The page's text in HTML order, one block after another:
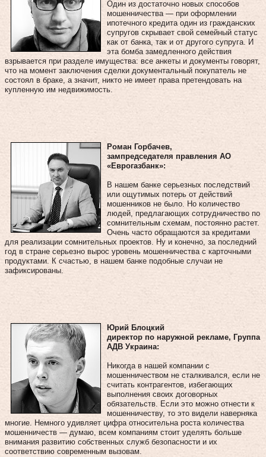
Один из достаточно новых способов
мошенничества — при оформлении
ипотечного кредита один из гражданских
супругов скрывает свой семейный статус
как от банка, так и от другого супруга. И
эта бомба замедленного действия
взрывается при разделе имущества: все анкеты и документы говорят,
что на момент заключения сделки документальный покупатель не
состоял в браке, а значит, никто не имеет права претендовать на
купленную им недвижимость.
Роман Горбачев,
зампредседателя правления АО
«Еврогазбанк»:
В нашем банке серьезных последствий
или ощутимых потерь от действий
мошенников не было. Но количество
людей, предлагающих сотрудничество по
сомнительным схемам, постоянно растет.
Очень часто обращаются за кредитами
для реализации сомнительных проектов. Ну и конечно, за последний
год в стране серьезно вырос уровень мошенничества с карточными
продуктами. К счастью, в нашем банке подобные случаи не
зафиксированы.
Юрий Блоцкий
директор по наружной рекламе, Группа
АДВ Украина:
Никогда в нашей компании с
мошенничеством не сталкивался, если не
считать контрагентов, избегающих
выполнения своих договорных
обязательств. Если это можно отнести к
мошенничеству, то это видели наверняка
многие. Немного удивляет цифра относительна роста количества
мошенничеств — думаю, всем компаниям стоит уделять больше
внимания развитию собственных служб безопасности и их
соответствию современным вызовам.